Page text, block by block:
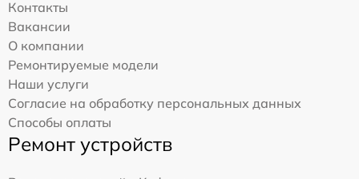
Контакты
Вакансии
О компании
Ремонтируемые модели
Наши услуги
Согласие на обработку персональных данных
Способы оплаты
Ремонт устройств